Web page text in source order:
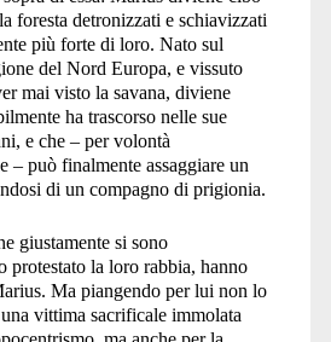
foresta detronizzati e schiavizzati
più forte di loro. Nato sul
del Nord Europa, e vissuto
mai visto la savana, diviene
ha trascorso nelle sue
e che – per volontà
– può finalmente assaggiare un
di un compagno di prigionia.
giustamente si sono
protestato la loro rabbia, hanno
Ma piangendo per lui non lo
vittima sacrificale immolata